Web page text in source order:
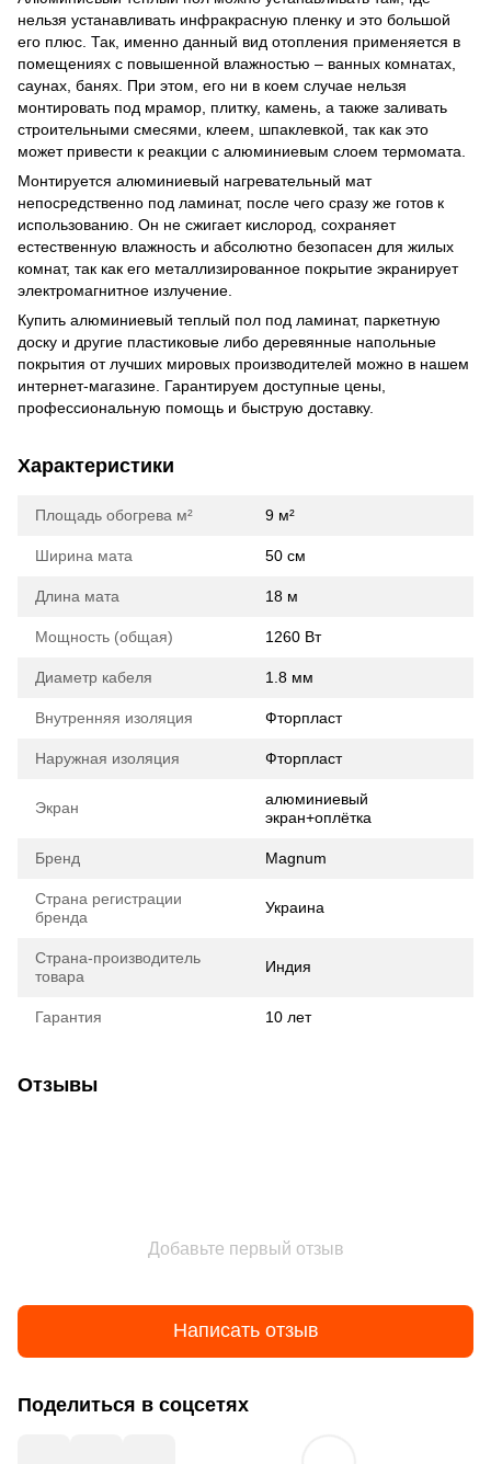
нельзя устанавливать инфракрасную пленку и это большой
его плюс. Так, именно данный вид отопления применяется в
помещениях с повышенной влажностью – ванных комнатах,
саунах, банях. При этом, его ни в коем случае нельзя
монтировать под мрамор, плитку, камень, а также заливать
строительными смесями, клеем, шпаклевкой, так как это
может привести к реакции с алюминиевым слоем термомата.
Монтируется алюминиевый нагревательный мат
непосредственно под ламинат, после чего сразу же готов к
использованию. Он не сжигает кислород, сохраняет
естественную влажность и абсолютно безопасен для жилых
комнат, так как его металлизированное покрытие экранирует
электромагнитное излучение.
Купить алюминиевый теплый пол под ламинат, паркетную
доску и другие пластиковые либо деревянные напольные
покрытия от лучших мировых производителей можно в нашем
интернет-магазине. Гарантируем доступные цены,
профессиональную помощь и быструю доставку.
Характеристики
Площадь обогрева м² 9 м²
Ширина мата 50 cм
Длина мата 18 м
Мощность (общая) 1260 Вт
Диаметр кабеля 1.8 мм
Внутренняя изоляция Фторпласт
Наружная изоляция Фторпласт
Экран
алюминиевый
экран+оплётка
Бренд Magnum
Страна регистрации
бренда
Украина
Страна-производитель
товара
Индия
Гарантия 10 лет
Отзывы
Добавьте первый отзыв
Написать отзыв
Поделиться в соцсетях